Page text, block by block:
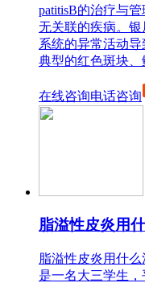
patitisB的治疗与
无关联的疾病。
系统的异常活动
典型的红色斑块
在线咨询电话咨询
脂溢性皮炎用
脂溢性皮炎用什
是一名大三学生